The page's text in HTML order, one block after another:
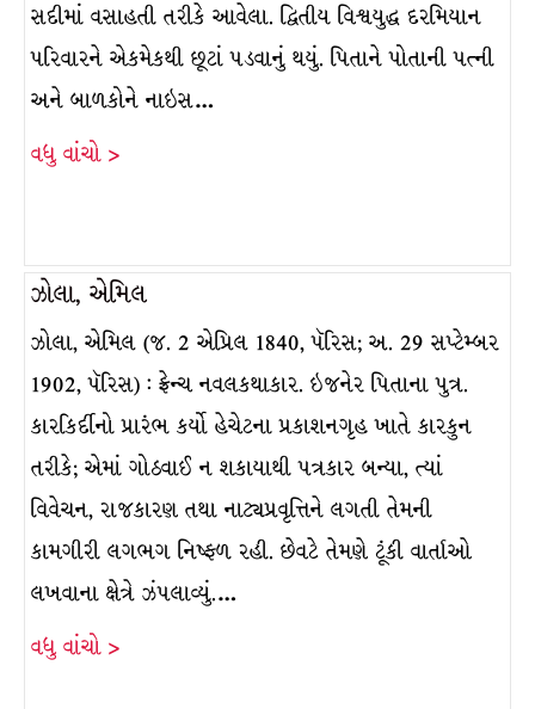
સદીમાં વસાહતી તરીકે આવેલા. દ્વિતીય વિશ્વયુદ્ધ દરમિયાન
પરિવારને એકમેકથી છૂટાં પડવાનું થયું. પિતાને પોતાની પત્ની
અને બાળકોને નાઇસ…
વધુ વાંચો >
ઝોલા, એમિલ
ઝોલા, એમિલ (જ. 2 એપ્રિલ 1840, પૅરિસ; અ. 29 સપ્ટેમ્બર
1902, પૅરિસ) : ફ્રેન્ચ નવલકથાકાર. ઇજનેર પિતાના પુત્ર.
કારકિર્દીનો પ્રારંભ કર્યો હેચેટના પ્રકાશનગૃહ ખાતે કારકુન
તરીકે; એમાં ગોઠવાઈ ન શકાયાથી પત્રકાર બન્યા, ત્યાં
વિવેચન, રાજકારણ તથા નાટ્યપ્રવૃત્તિને લગતી તેમની
કામગીરી લગભગ નિષ્ફળ રહી. છેવટે તેમણે ટૂંકી વાર્તાઓ
લખવાના ક્ષેત્રે ઝંપલાવ્યું.…
વધુ વાંચો >